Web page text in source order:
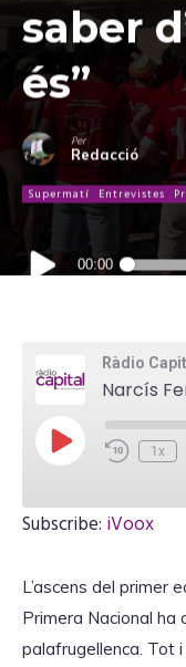
saber
és”
Per
Redacció
Supermatí Entrevistes
Reproductor
d'àudio 00:00
Ràdio
P
l
E
p
o
d
e
1x
RSS FEED
LINK
Subscribe: iVoox
L’ascens del primer
Primera Nacional ha
palafrugellenca. Tot i